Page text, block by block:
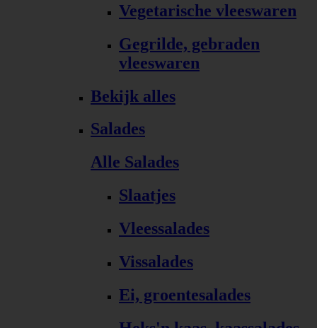
Vegetarische vleeswaren
Gegrilde, gebraden
vleeswaren
Bekijk alles
Salades
Alle Salades
Slaatjes
Vleessalades
Vissalades
Ei, groentesalades